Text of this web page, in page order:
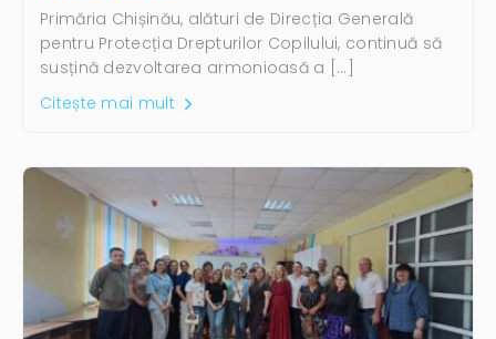
Primăria Chișinău, alături de Direcția Generală
pentru Protecția Drepturilor Copilului, continuă să
susțină dezvoltarea armonioasă a […]
Citește mai mult